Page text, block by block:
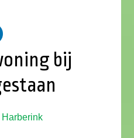
bij
Harberink